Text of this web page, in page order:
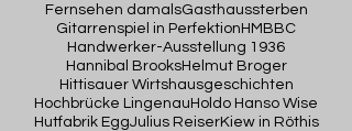
Fernsehen damalsGasthaussterben
Gitarrenspiel in Perfektion HMBBC
Handwerker-Ausstellung 1936
Hannibal BrooksHelmut Broger
Hittisauer Wirtshausgeschichten
Hochbrücke Lingenau Holdo Hanso Wise
Hutfabrik EggJulius ReiserKiew in Röthis